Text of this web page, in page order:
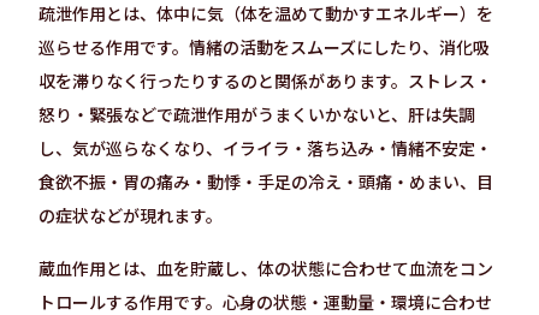
疏泄作用とは、体中に気（体を温めて動かすエネルギー）を
巡らせる作用です。情緒の活動をスムーズにしたり、消化吸
収を滞りなく行ったりするのと関係があります。ストレス・
怒り・緊張などで疏泄作用がうまくいかないと、肝は失調
し、気が巡らなくなり、イライラ・落ち込み・情緒不安定・
食欲不振・胃の痛み・動悸・手足の冷え・頭痛・めまい、目
の症状などが現れます。
蔵血作用とは、血を貯蔵し、体の状態に合わせて血流をコン
トロールする作用です。心身の状態・運動量・環境に合わせ